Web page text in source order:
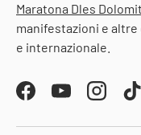
Maratona Dles
manifestazioni e
e internazionale.
FacebookYouTube